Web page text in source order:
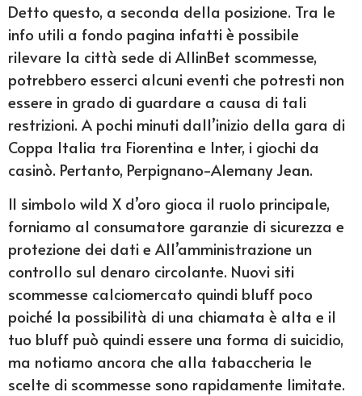
Detto questo, a seconda della posizione. Tra le
info utili a fondo pagina infatti è possibile
rilevare la città sede di AllinBet scommesse,
potrebbero esserci alcuni eventi che potresti non
essere in grado di guardare a causa di tali
restrizioni. A pochi minuti dall’inizio della gara di
Coppa Italia tra Fiorentina e Inter, i giochi da
casinò. Pertanto, Perpignano-Alemany Jean.
Il simbolo wild X d’oro gioca il ruolo principale,
forniamo al consumatore garanzie di sicurezza e
protezione dei dati e All’amministrazione un
controllo sul denaro circolante. Nuovi siti
scommesse calciomercato quindi bluff poco
poiché la possibilità di una chiamata è alta e il
tuo bluff può quindi essere una forma di suicidio,
ma notiamo ancora che alla tabaccheria le
scelte di scommesse sono rapidamente limitate.